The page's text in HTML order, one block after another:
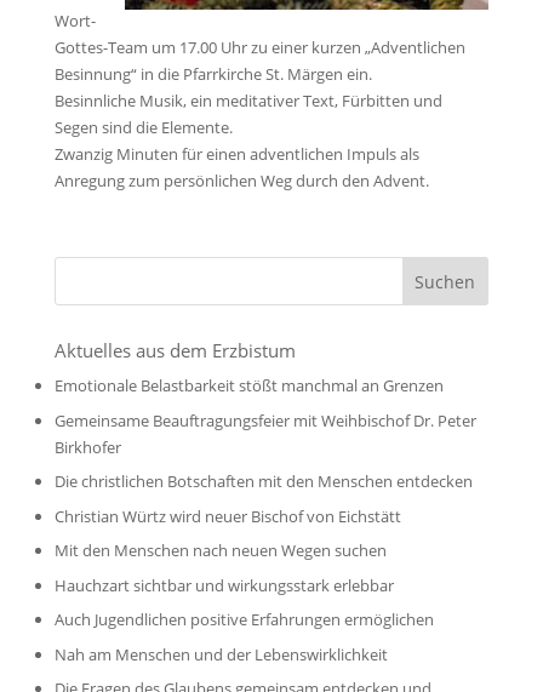
Wort-
Gottes-Team um 17.00 Uhr zu einer kurzen „Adventlichen
Besinnung“ in die Pfarrkirche St. Märgen ein.
Besinnliche Musik, ein meditativer Text, Fürbitten und
Segen sind die Elemente.
Zwanzig Minuten für einen adventlichen Impuls als
Anregung zum persönlichen Weg durch den Advent.
Aktuelles aus dem Erzbistum
Emotionale Belastbarkeit stößt manchmal an Grenzen
Gemeinsame Beauftragungsfeier mit Weihbischof Dr. Peter
Birkhofer
Die christlichen Botschaften mit den Menschen entdecken
Christian Würtz wird neuer Bischof von Eichstätt
Mit den Menschen nach neuen Wegen suchen
Hauchzart sichtbar und wirkungsstark erlebbar
Auch Jugendlichen positive Erfahrungen ermöglichen
Nah am Menschen und der Lebenswirklichkeit